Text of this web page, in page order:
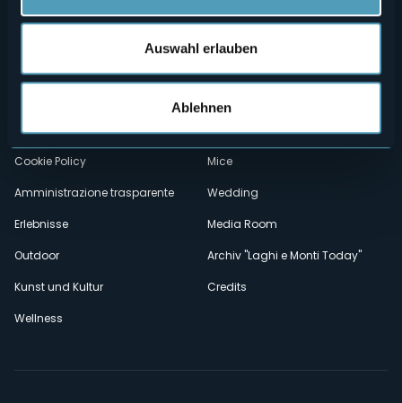
Auswahl erlauben
Ablehnen
secondario
Privacy
Cookie Policy
Amministrazione trasparente
Erlebnisse
Outdoor
Kunst und Kultur
Wellness
Unterkünfte
Mice
Wedding
Media Room
Archiv "Laghi e Monti Today"
Credits